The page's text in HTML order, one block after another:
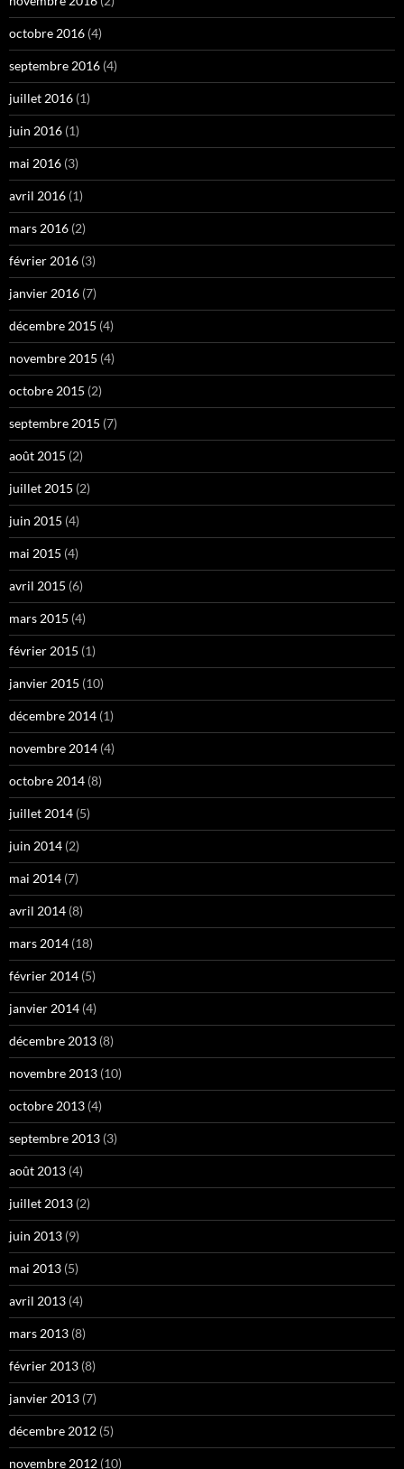
octobre 2016 (4)
septembre 2016 (4)
juillet 2016 (1)
juin 2016 (1)
mai 2016 (3)
avril 2016 (1)
mars 2016 (2)
février 2016 (3)
janvier 2016 (7)
décembre 2015 (4)
novembre 2015 (4)
octobre 2015 (2)
septembre 2015 (7)
août 2015 (2)
juillet 2015 (2)
juin 2015 (4)
mai 2015 (4)
avril 2015 (6)
mars 2015 (4)
février 2015 (1)
janvier 2015 (10)
décembre 2014 (1)
novembre 2014 (4)
octobre 2014 (8)
juillet 2014 (5)
juin 2014 (2)
mai 2014 (7)
avril 2014 (8)
mars 2014 (18)
février 2014 (5)
janvier 2014 (4)
décembre 2013 (8)
novembre 2013 (10)
octobre 2013 (4)
septembre 2013 (3)
août 2013 (4)
juillet 2013 (2)
juin 2013 (9)
mai 2013 (5)
avril 2013 (4)
mars 2013 (8)
février 2013 (8)
janvier 2013 (7)
décembre 2012 (5)
novembre 2012 (10)